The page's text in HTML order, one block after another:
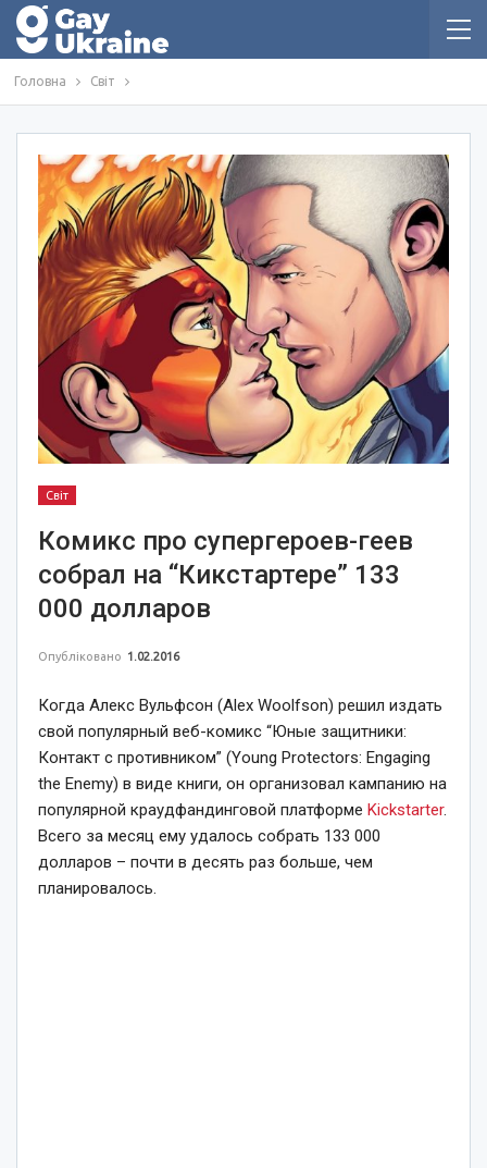
Головна Світ
Світ
Комикс про супергероев-геев
собрал на “Кикстартере” 133
000 долларов
Опубліковано 1.02.2016
Когда Алекс Вульфсон (Alex Woolfson) решил издать
свой популярный веб-комикс “Юные защитники:
Контакт с противником” (Young Protectors: Engaging
the Enemy) в виде книги, он организовал кампанию на
популярной краудфандинговой платформе Kickstarter.
Всего за месяц ему удалось собрать 133 000
долларов – почти в десять раз больше, чем
планировалось.